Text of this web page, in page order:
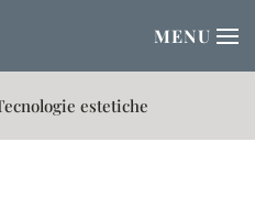
MENU
estetiche